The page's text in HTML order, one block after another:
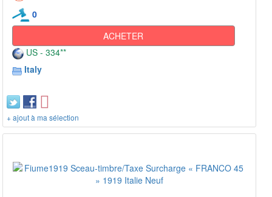
0
ACHETER
US - 334**
Italy
+ ajout à ma sélection